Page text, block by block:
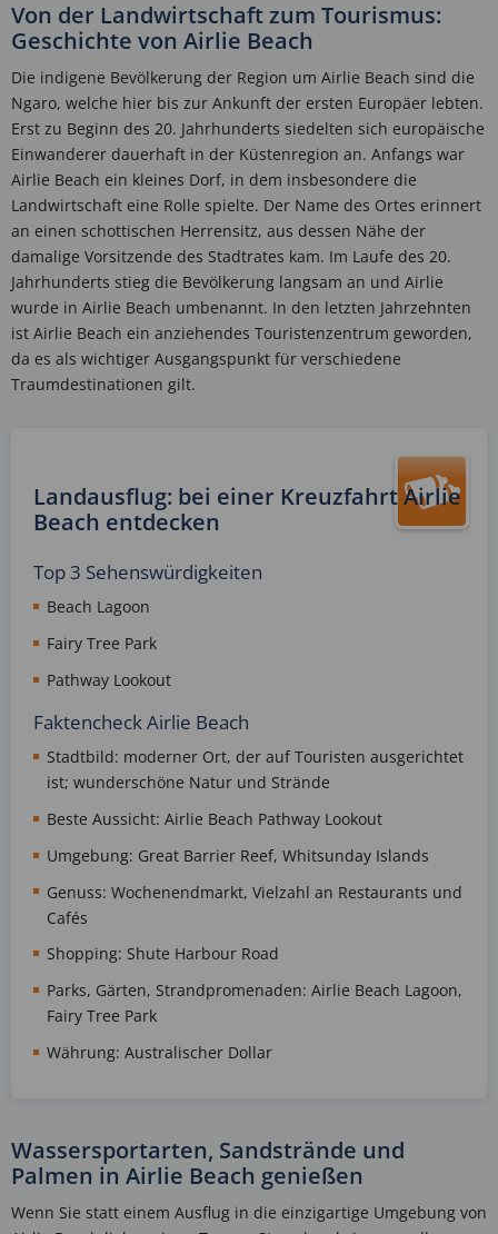
Von der Landwirtschaft zum Tourismus:
Geschichte von Airlie Beach
Die indigene Bevölkerung der Region um Airlie Beach sind die
Ngaro, welche hier bis zur Ankunft der ersten Europäer lebten.
Erst zu Beginn des 20. Jahrhunderts siedelten sich europäische
Einwanderer dauerhaft in der Küstenregion an. Anfangs war
Airlie Beach ein kleines Dorf, in dem insbesondere die
Landwirtschaft eine Rolle spielte. Der Name des Ortes erinnert
an einen schottischen Herrensitz, aus dessen Nähe der
damalige Vorsitzende des Stadtrates kam. Im Laufe des 20.
Jahrhunderts stieg die Bevölkerung langsam an und Airlie
wurde in Airlie Beach umbenannt. In den letzten Jahrzehnten
ist Airlie Beach ein anziehendes Touristenzentrum geworden,
da es als wichtiger Ausgangspunkt für verschiedene
Traumdestinationen gilt.
Landausflug: bei einer Kreuzfahrt Airlie
Beach entdecken
Top 3 Sehenswürdigkeiten
Beach Lagoon
Fairy Tree Park
Pathway Lookout
Faktencheck Airlie Beach
Stadtbild: moderner Ort, der auf Touristen ausgerichtet
ist; wunderschöne Natur und Strände
Beste Aussicht: Airlie Beach Pathway Lookout
Umgebung: Great Barrier Reef, Whitsunday Islands
Genuss: Wochenendmarkt, Vielzahl an Restaurants und
Cafés
Shopping: Shute Harbour Road
Parks, Gärten, Strandpromenaden: Airlie Beach Lagoon,
Fairy Tree Park
Währung: Australischer Dollar
Wassersportarten, Sandstrände und
Palmen in Airlie Beach genießen
Wenn Sie statt einem Ausflug in die einzigartige Umgebung von